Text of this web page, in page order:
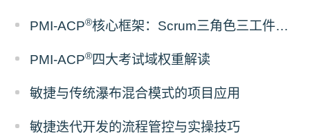
PMI-ACP®核心框架：Scrum三角色三工件五事件
PMI-ACP®四大考试域权重解读
敏捷与传统瀑布混合模式的项目应用
敏捷迭代开发的流程管控与实操技巧